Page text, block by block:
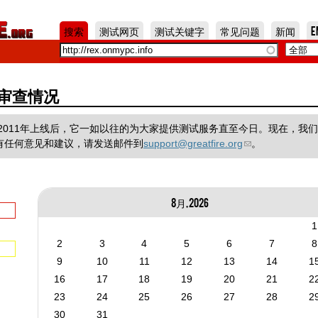
Jump to Navigation
搜索 测试网页 测试关键字 常见问题 新闻
查情况
年上线后，它一如以往的为大家提供测试服务直至今日。现在，我
何意见和建议，请发送邮件到support@greatfire.org 。
8月, 2026
1
2
3 4 5 6 7
8
9
10 11 12 13 14
16
17 18 19 20 21
23
24 25 26 27 28
30
31